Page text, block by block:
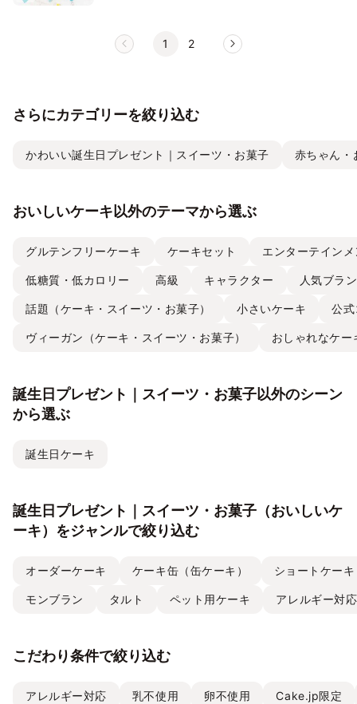
1 2
さらにカテゴリーを絞り込む
かわいい誕生日プレゼント｜スイーツ・お菓子 赤ちゃん・
おいしいケーキ以外のテーマから選ぶ
グルテンフリーケーキ ケーキセット エンターテイン
低糖質・低カロリー 高級 キャラクター 人気ブラ
話題（ケーキ・スイーツ・お菓子） 小さいケーキ 公
ヴィーガン（ケーキ・スイーツ・お菓子） おしゃれなケー
誕生日プレゼント｜スイーツ・お菓子以外のシーン
から選ぶ
誕生日ケーキ
誕生日プレゼント｜スイーツ・お菓子（おいしいケ
ーキ）をジャンルで絞り込む
オーダーケーキ ケーキ缶（缶ケーキ） ショートケー
モンブラン タルト ペット用ケーキ アレルギー対
こだわり条件で絞り込む
アレルギー対応 乳不使用 卵不使用 Cake.jp限定